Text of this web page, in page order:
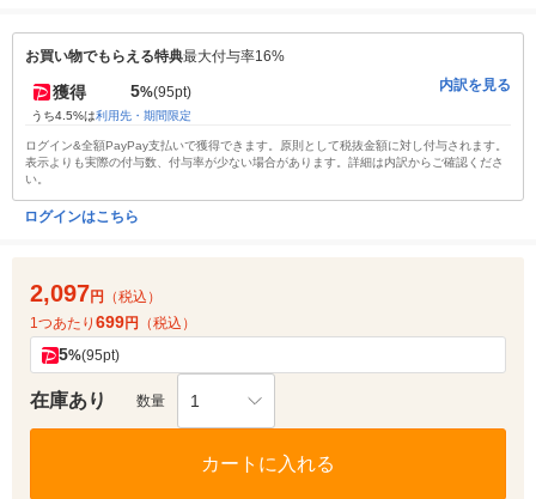
お買い物でもらえる特典最大付与率16%
獲得 5%(95pt)
うち4.5%は利用先・期間限定
内訳を見る
ログイン&全額PayPay支払いで獲得できます。原則として税抜金額に対し付与されます。
表示よりも実際の付与数、付与率が少ない場合があります。詳細は内訳からご確認くださ
い。
ログインはこちら
2,097円
（税込）
1つあたり 699円 （税込）
5%(95pt)
在庫あり 数量 1
カートに入れる